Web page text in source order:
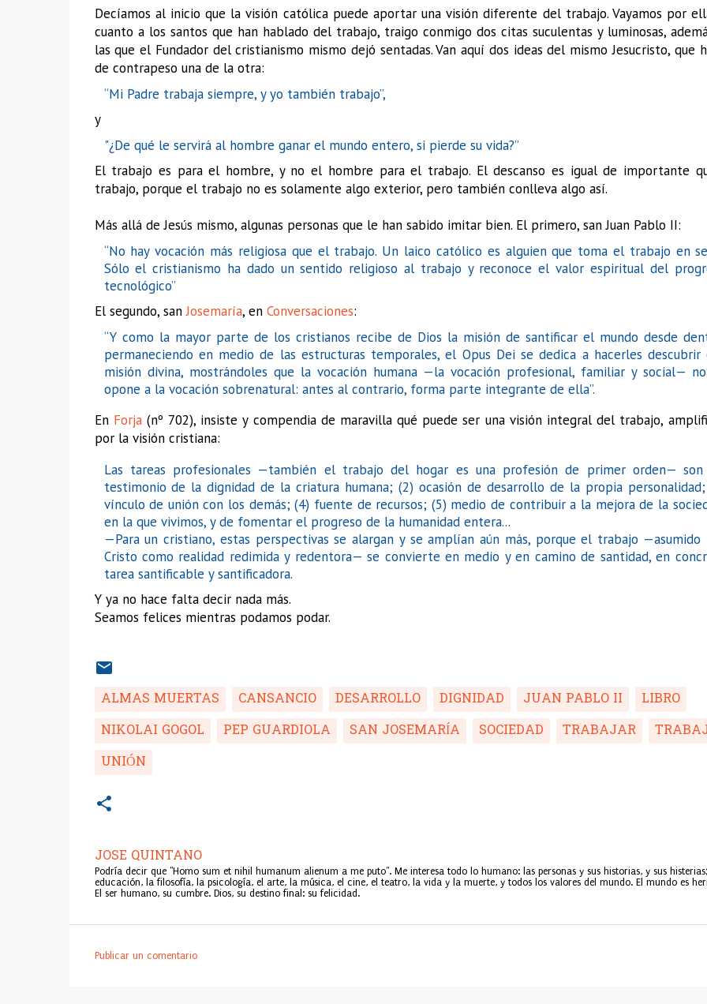
Decíamos al inicio que la visión católica puede aportar una visión diferente del trabajo. Vayamos por
cuanto a los santos que han hablado del trabajo, traigo conmigo dos citas suculentas y luminosas,
las que el Fundador del cristianismo mismo dejó sentadas. Van aquí dos ideas del mismo Jesucristo, que
de contrapeso una de la otra:
“Mi Padre trabaja siempre, y yo también trabajo”,
y
"¿De qué le servirá al hombre ganar el mundo entero, si pierde su vida?”
El trabajo es para el hombre, y no el hombre para el trabajo. El descanso es igual de importante
trabajo, porque el trabajo no es solamente algo exterior, pero también conlleva algo así.
Más allá de Jesús mismo, algunas personas que le han sabido imitar bien. El primero, san Juan Pablo II:
“No hay vocación más religiosa que el trabajo. Un laico católico es alguien que toma el trabajo en
Sólo el cristianismo ha dado un sentido religioso al trabajo y reconoce el valor espiritual del
tecnológico”
El segundo, sanJosemaría, en Conversaciones:
“Y como la mayor parte de los cristianos recibe de Dios la misión de santificar el mundo desde
permaneciendo en medio de las estructuras temporales, el Opus Dei se dedica a hacerles descubrir
misión divina, mostrándoles que la vocación humana —la vocación profesional, familiar y social—
opone a la vocación sobrenatural: antes al contrario, forma parte integrante de ella”.
En Forja(nº 702), insiste y compendia de maravilla qué puede ser una visión integral del trabajo,
por la visión cristiana:
Las tareas profesionales —también el trabajo del hogar es una profesión de primer orden— son
testimonio de la dignidad de la criatura humana; (2) ocasión de desarrollo de la propia
vínculo de unión con los demás; (4) fuente de recursos; (5) medio de contribuir a la mejora de la
en la que vivimos, y de fomentar el progreso de la humanidad entera...
—Para un cristiano, estas perspectivas se alargan y se amplían aún más, porque el trabajo —asumido
Cristo como realidad redimida y redentora— se convierte en medio y en camino de santidad, en
tarea santificable y santificadora.
Y ya no hace falta decir nada más.
Seamos felices mientras podamos podar.
ALMAS MUERTAS CANSANCIO DESARROLLO DIGNIDAD JUAN PABLO II
LIBRO
NIKOLAI GOGOL
PEP GUARDIOLA SAN JOSEMARÍA SOCIEDAD TRABAJAR
UNIÓN
JOSE QUINTANO
Podría decir que "Homo sum et nihil humanum alienum a me puto". Me interesa todo lo humano: las personas y sus historias, y sus
educación, la filosofía, la psicología, el arte, la música, el cine, el teatro, la vida y la muerte, y todos los valores del mundo. El mundo es
El ser humano, su cumbre. Dios, su destino final: su felicidad.
Publicar un comentario